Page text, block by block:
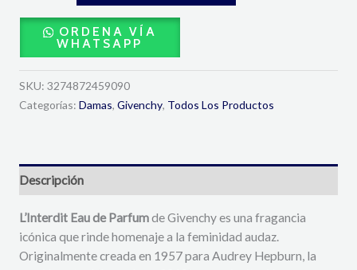
ORDENA VÍA
WHATSAPP
SKU: 3274872459090
Categorías: Damas, Givenchy, Todos Los Productos
Descripción
L’Interdit Eau de Parfumde Givenchy es una fragancia
icónica que rinde homenaje a la feminidad audaz.
Originalmente creada en 1957 para Audrey Hepburn, la